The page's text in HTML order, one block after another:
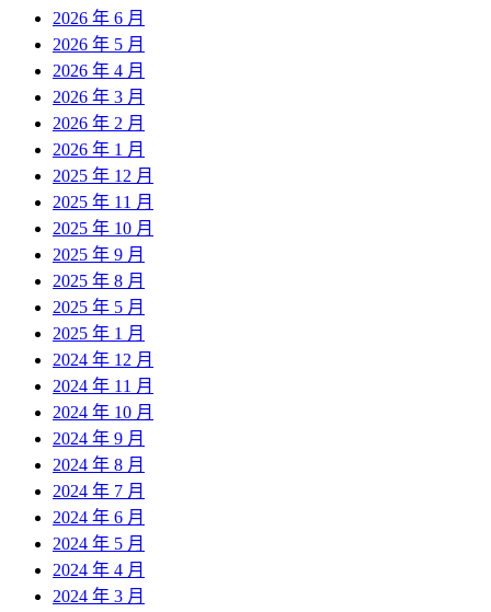
2026 年 6 月
2026 年 5 月
2026 年 4 月
2026 年 3 月
2026 年 2 月
2026 年 1 月
2025 年 12 月
2025 年 11 月
2025 年 10 月
2025 年 9 月
2025 年 8 月
2025 年 5 月
2025 年 1 月
2024 年 12 月
2024 年 11 月
2024 年 10 月
2024 年 9 月
2024 年 8 月
2024 年 7 月
2024 年 6 月
2024 年 5 月
2024 年 4 月
2024 年 3 月